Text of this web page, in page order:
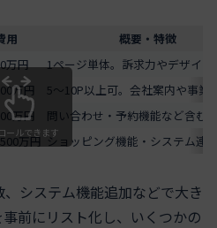
用
概要・特徴
万円
1ページ単体。訴求力やデザイン
万円
5〜10P以上可。会社案内や事業
万円
問い合わせ・予約機能など含む
万円 ショッピング機能・システム連
ールできます
システム機能追加などで大き
前にリスト化し、いくつかの